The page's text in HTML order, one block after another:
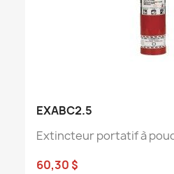
EXABC2.5
Extincteur portatif à
60,30 $